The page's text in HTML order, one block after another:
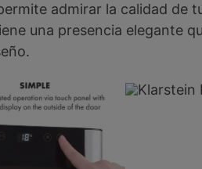
admirar la calidad de
una presencia elegante